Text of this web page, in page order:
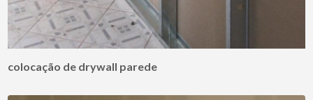
colocação de drywall parede